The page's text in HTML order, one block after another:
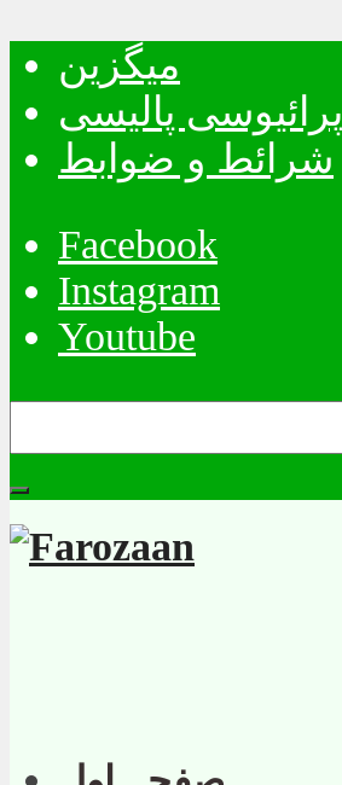
میگزین
پرائیوسی پالیسی
شرائط و ضوابط
Facebook
Instagram
Youtube